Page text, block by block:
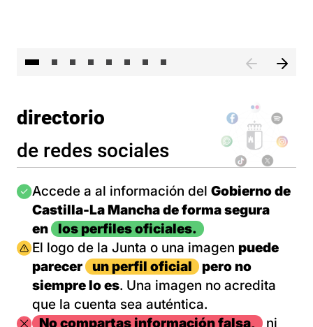
directorio
de redes sociales
Imagen
Accede a al información del Gobierno de
Castilla-La Mancha de forma segura
en
los perfiles oficiales.
Imagen
El logo de la Junta o una imagen puede
parecer
un perfil oficial
pero no
siempre lo es. Una imagen no acredita
que la cuenta sea auténtica.
ImagenNo compartas información falsa,
ni